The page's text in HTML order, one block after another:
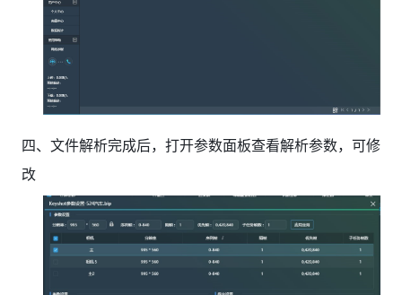
四、文件解析完成后，打开参数面板查看解析参数，可修
改